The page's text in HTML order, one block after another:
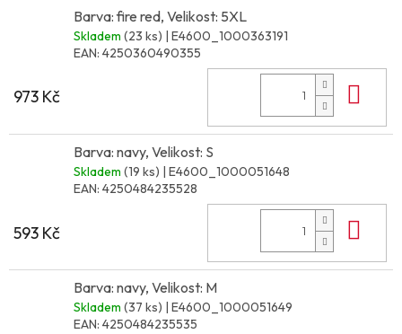
Barva: fire red, Velikost: 5XL
Skladem (23 ks) | E4600_1000363191
EAN: 4250360490355
973 Kč
Barva: navy, Velikost: S
Skladem (19 ks) | E4600_1000051648
EAN: 4250484235528
593 Kč
Barva: navy, Velikost: M
Skladem (37 ks) | E4600_1000051649
EAN: 4250484235535